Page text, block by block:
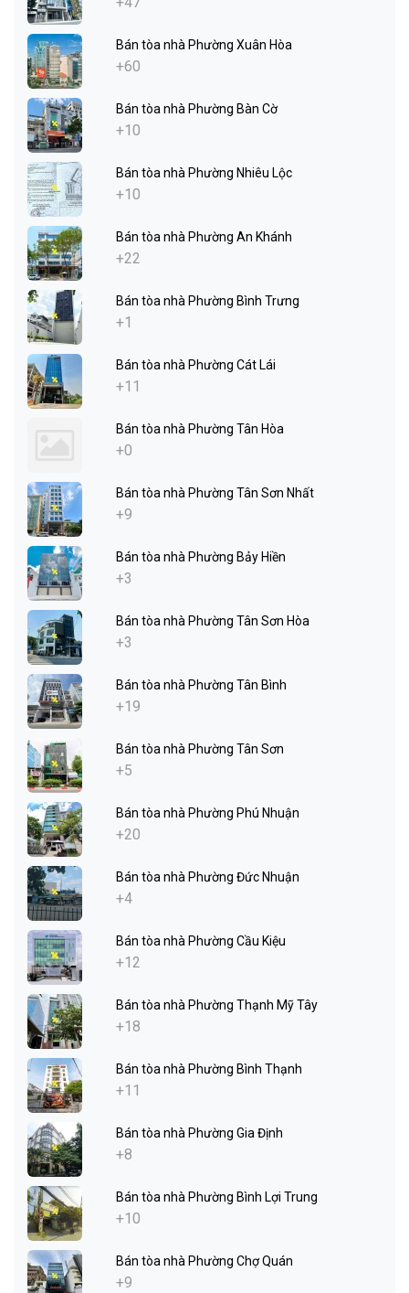
Bán tòa nhà Phường Xuân Hòa
+60
Bán tòa nhà Phường Bàn Cờ
+10
Bán tòa nhà Phường Nhiêu Lộc
+10
Bán tòa nhà Phường An Khánh
+22
Bán tòa nhà Phường Bình Trưng
+1
Bán tòa nhà Phường Cát Lái
+11
Bán tòa nhà Phường Tân Hòa
+0
Bán tòa nhà Phường Tân Sơn Nhất
+9
Bán tòa nhà Phường Bảy Hiền
+3
Bán tòa nhà Phường Tân Sơn Hòa
+3
Bán tòa nhà Phường Tân Bình
+19
Bán tòa nhà Phường Tân Sơn
+5
Bán tòa nhà Phường Phú Nhuận
+20
Bán tòa nhà Phường Đức Nhuận
+4
Bán tòa nhà Phường Cầu Kiệu
+12
Bán tòa nhà Phường Thạnh Mỹ Tây
+18
Bán tòa nhà Phường Bình Thạnh
+11
Bán tòa nhà Phường Gia Định
+8
Bán tòa nhà Phường Bình Lợi Trung
+10
Bán tòa nhà Phường Chợ Quán
+9